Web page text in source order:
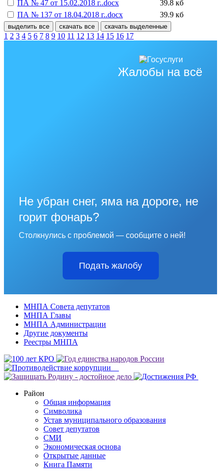
ПА № 47 от 15.02.2018 г..docx
39.8 кб
ПА № 137 от 18.04.2018 г..docx
39.9 кб
выделить все скачать все скачать выделенные
1 2 3 4 5 6 7 8 9 10 11 12 13 14 15 16 17
Жалобы на всё
Не убран снег, яма на дороге, не
горит фонарь?
Столкнулись с проблемой — сообщите о ней!
Подать жалобу
МНПА Совета депутатов
МНПА Главы
МНПА Администрации
Другие документы
Реестры МНПА
Район
Общая информация
Символика
Устав муниципального образования
Совет депутатов
СМИ
Экономическая основа
Открытые данные
Книга Памяти